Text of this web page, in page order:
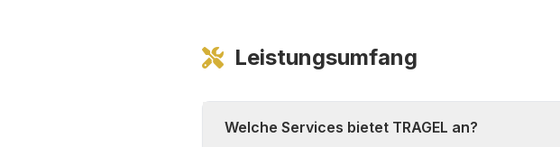
Leistungsumfang
Welche Services bietet TRAGEL an?